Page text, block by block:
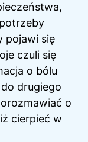
pojawi się
czuli się
o bólu
drugiego
o
cierpieć w